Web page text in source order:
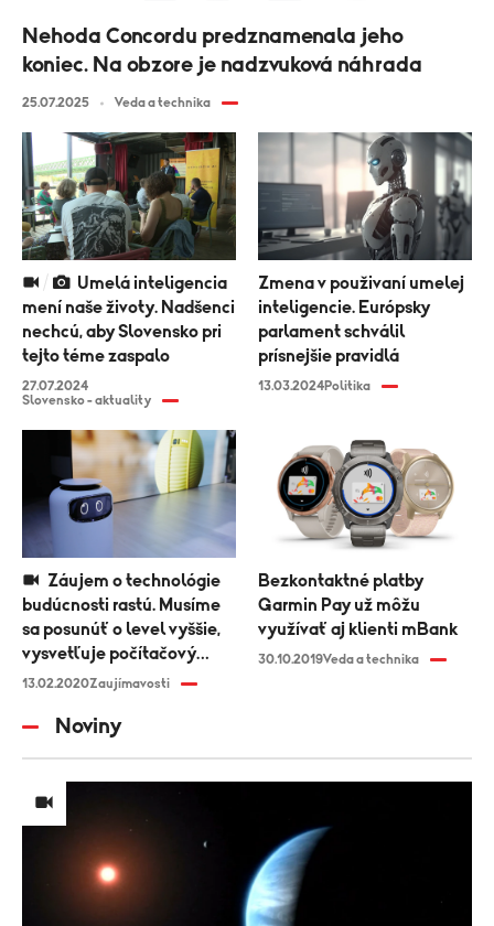
Nehoda Concordu predznamenala jeho
koniec. Na obzore je nadzvuková náhrada
25.07.2025 Veda a technika
mení naše životy. Nadšenci
nechcú, aby Slovensko pri
tejto téme zaspalo
27.07.2024
Slovensko - aktuality
Zmena v použivaní umelej
inteligencie. Európsky
parlament schválil
prísnejšie pravidlá
13.03.2024Politika
budúcnosti rastú. Musíme
sa posunúť o level vyššie,
vysvetľuje počítačový
vedec Martin Spano
13.02.2020Zaujímavosti
Bezkontaktné platby
Garmin Pay už môžu
využívať aj klienti mBank
30.10.2019Veda a technika
Noviny